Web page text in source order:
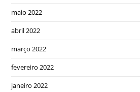
maio 2022
abril 2022
março 2022
fevereiro 2022
janeiro 2022